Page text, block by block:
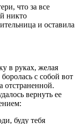
что за все
никто
и оставила
в руках, желая
с собой вот
отстраненной.
вернуть ее
буду тебя